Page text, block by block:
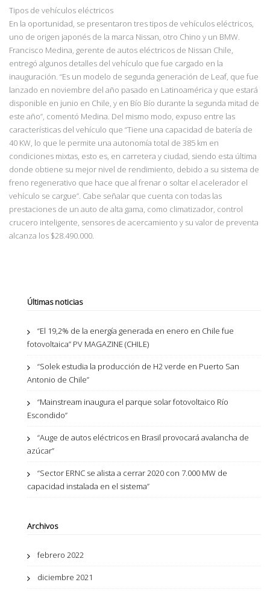
Tipos de vehículos eléctricos
En la oportunidad, se presentaron tres tipos de vehículos eléctricos,
uno de origen japonés de la marca Nissan, otro Chino y un BMW.
Francisco Medina, gerente de autos eléctricos de Nissan Chile,
entregó algunos detalles del vehículo que fue cargado en la
inauguración. “Es un modelo de segunda generación de Leaf, que fue
lanzado en noviembre del año pasado en Latinoamérica y que estará
disponible en junio en Chile, y en Bío Bío durante la segunda mitad de
este año”, comentó Medina. Del mismo modo, expuso entre las
características del vehículo que “Tiene una capacidad de batería de
40 KW, lo que le permite una autonomía total de 385 km en
condiciones mixtas, esto es, en carretera y ciudad, siendo esta última
donde obtiene su mejor nivel de rendimiento, debido a su sistema de
freno regenerativo que hace que al frenar o soltar el acelerador el
vehículo se cargue”. Cabe señalar que cuenta con todas las
prestaciones de un auto de alta gama, como climatizador, control
crucero inteligente, sensores de acercamiento y su valor de preventa
alcanza los $28.490.000.
Últimas noticias
“El 19,2% de la energía generada en enero en Chile fue
fotovoltaica” PV MAGAZINE (CHILE)
“Solek estudia la producción de H2 verde en Puerto San
Antonio de Chile”
“Mainstream inaugura el parque solar fotovoltaico Río
Escondido”
“Auge de autos eléctricos en Brasil provocará avalancha de
azúcar”
“Sector ERNC se alista a cerrar 2020 con 7.000 MW de
capacidad instalada en el sistema”
Archivos
febrero 2022
diciembre 2021